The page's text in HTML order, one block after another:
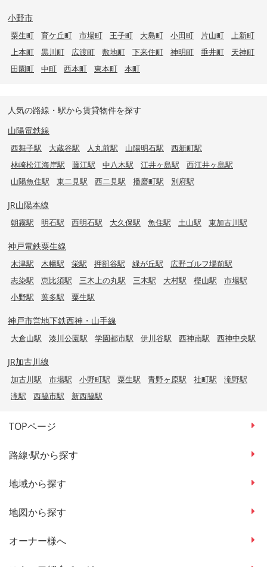
小野市
粟生町 育ケ丘町 市場町 王子町 大島町 小田町 片山町
上新町
上本町
黒川町 広渡町 敷地町 下来住町 神明町 垂井町
天神町
田園町
中町 西本町 東本町 本町
人気の路線・駅から賃貸物件を探す
山陽電鉄線
西舞子駅 大蔵谷駅 人丸前駅 山陽明石駅
西新町駅
林崎松江海岸駅
藤江駅 中八木駅 江井ヶ島駅
西江井ヶ島駅
山陽魚住駅
東二見駅 西二見駅 播磨町駅 別府駅
JR山陽本線
朝霧駅 明石駅 西明石駅 大久保駅 魚住駅 土山駅 東加古川駅
神戸電鉄粟生線
木津駅 木幡駅 栄駅 押部谷駅 緑が丘駅
広野ゴルフ場前駅
志染駅
恵比須駅 三木上の丸駅 三木駅 大村駅 樫山駅
市場駅
小野駅
葉多駅 粟生駅
神戸市営地下鉄西神・山手線
大倉山駅 湊川公園駅 学園都市駅 伊川谷駅 西神南駅 西神中央駅
JR加古川線
加古川駅 市場駅 小野町駅 粟生駅 青野ヶ原駅 社町駅
滝野駅
滝駅
西脇市駅 新西脇駅
TOPページ
路線·駅から探す
地域から探す
地図から探す
オーナー様へ